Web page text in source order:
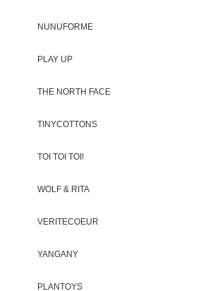
NUNUFORME
PLAY UP
THE NORTH FACE
TINYCOTTONS
TOI TOI TOI!
WOLF & RITA
VERITECOEUR
YANGANY
PLANTOYS